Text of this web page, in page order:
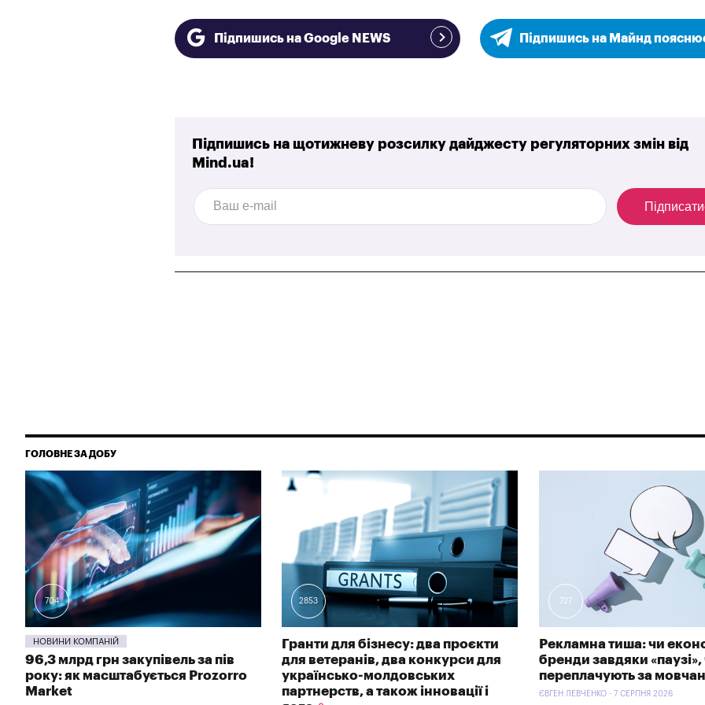
Підпишись на Google NEWS Підпишись на Майнд
Підпишись на щотижневу розсилку дайджесту регуляторних змін від
Mind.ua!
ГОЛОВНЕ ЗА ДОБУ
704
НОВИНИ КОМПАНІЙ
96,3 млрд грн закупівель за пів
року: як масштабується Prozorro
Market
2853
Гранти для бізнесу: два проєкти
для ветеранів, два конкурси для
українсько-молдовських
партнерств, а також інновації і
727
Рекламна тиша: чи
бренди завдяки «паузі»,
переплачують за
ЄВГЕН ЛЕВЧЕНКО - 7 СЕРПНЯ 2026